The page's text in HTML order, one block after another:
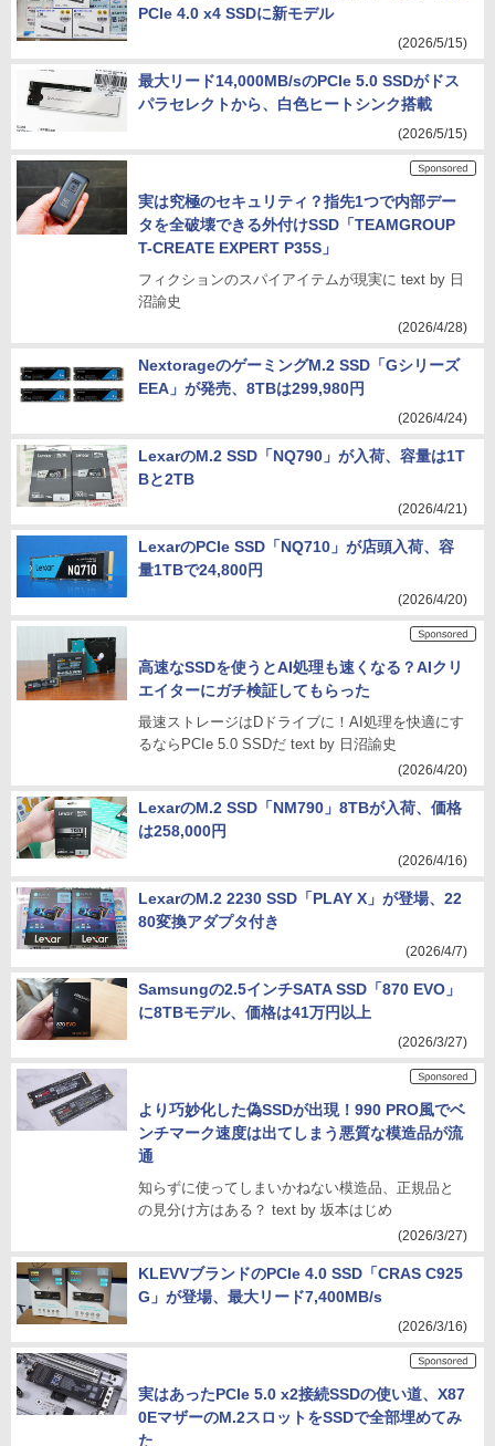
PCIe 4.0 x4 SSDに新モデル
(2026/5/15)
最大リード14,000MB/sのPCIe 5.0 SSDがドス
パラセレクトから、白色ヒートシンク搭載
(2026/5/15)
実は究極のセキュリティ？指先1つで内部デー
タを全破壊できる外付けSSD「TEAMGROUP
T-CREATE EXPERT P35S」
フィクションのスパイアイテムが現実に text by 日
沼諭史
(2026/4/28)
NextorageのゲーミングM.2 SSD「Gシリーズ
EEA」が発売、8TBは299,980円
(2026/4/24)
LexarのM.2 SSD「NQ790」が入荷、容量は1T
Bと2TB
(2026/4/21)
LexarのPCIe SSD「NQ710」が店頭入荷、容
量1TBで24,800円
(2026/4/20)
高速なSSDを使うとAI処理も速くなる？AIクリ
エイターにガチ検証してもらった
最速ストレージはDドライブに！AI処理を快適にす
るならPCIe 5.0 SSDだ text by 日沼諭史
(2026/4/20)
LexarのM.2 SSD「NM790」8TBが入荷、価格
は258,000円
(2026/4/16)
LexarのM.2 2230 SSD「PLAY X」が登場、22
80変換アダプタ付き
(2026/4/7)
Samsungの2.5インチSATA SSD「870 EVO」
に8TBモデル、価格は41万円以上
(2026/3/27)
より巧妙化した偽SSDが出現！990 PRO風でベ
ンチマーク速度は出てしまう悪質な模造品が流
通
知らずに使ってしまいかねない模造品、正規品と
の見分け方はある？ text by 坂本はじめ
(2026/3/27)
KLEVVブランドのPCIe 4.0 SSD「CRAS C925
G」が登場、最大リード7,400MB/s
(2026/3/16)
実はあったPCIe 5.0 x2接続SSDの使い道、X87
0EマザーのM.2スロットをSSDで全部埋めてみ
た